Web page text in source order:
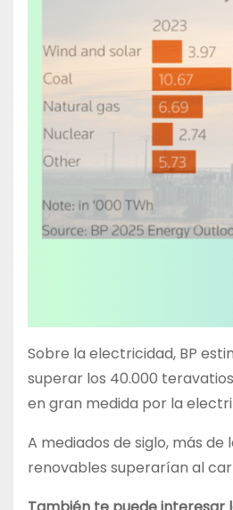
Sobre la electricidad, BP
superar los 40.000
en gran medida por la
A mediados de siglo, más
renovables superarían al